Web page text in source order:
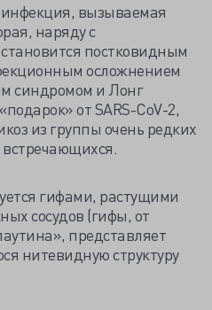
вызываемая
наряду с
постковидным
осложнением
синдромом и Лонг
от SARS-CoV-2,
из группы очень редких
гифами, растущими
сосудов (гифы, от
представляет
нитевидную структуру